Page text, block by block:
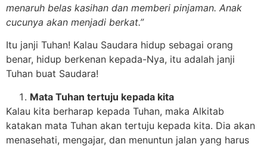
menaruh belas kasihan dan memberi pinjaman. Anak
cucunya akan menjadi berkat.”
Itu janji Tuhan! Kalau Saudara hidup sebagai orang
benar, hidup berkenan kepada-Nya, itu adalah janji
Tuhan buat Saudara!
Mata Tuhan tertuju kepada kita
Kalau kita berharap kepada Tuhan, maka Alkitab
katakan mata Tuhan akan tertuju kepada kita. Dia akan
menasehati, mengajar, dan menuntun jalan yang harus